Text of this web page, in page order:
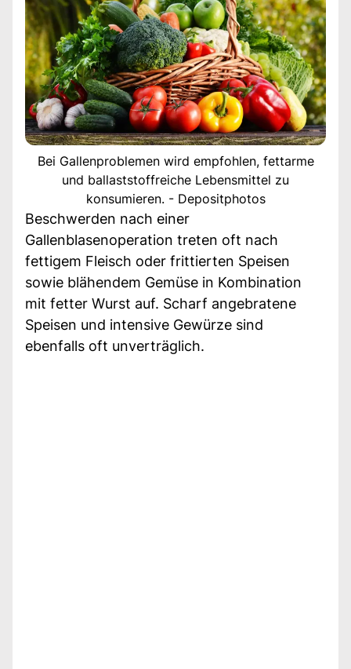
Bei Gallenproblemen wird empfohlen, fettarme
und ballaststoffreiche Lebensmittel zu
konsumieren. - Depositphotos
Beschwerden nach einer
Gallenblasenoperation treten oft nach
fettigem Fleisch oder frittierten Speisen
sowie blähendem Gemüse in Kombination
mit fetter Wurst auf. Scharf angebratene
Speisen und intensive Gewürze sind
ebenfalls oft unverträglich.